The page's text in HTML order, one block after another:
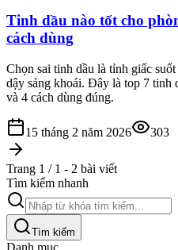
Tinh dầu nào tốt cho
cách dùng
Chọn sai tinh dầu là tỉnh giấc
dậy sảng khoái. Đây là top 7 tinh
và 4 cách dùng đúng.
15 tháng 2 năm 2026 303
Trang 1 / 1 - 2 bài viết
Tìm kiếm nhanh
Tìm kiếm
Danh mục